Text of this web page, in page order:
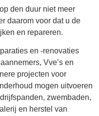
den duur niet meer
daarom voor dat u de
en repareren.
en -renovaties
Vve’s en
projecten voor
mogen uitvoeren
zwembaden,
en herstel van